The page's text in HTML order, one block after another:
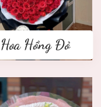
Hoa Hồng Đỏ